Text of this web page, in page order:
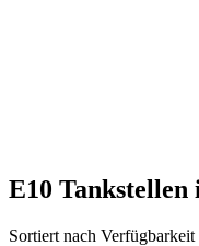
E10 Tankstellen
Sortiert nach